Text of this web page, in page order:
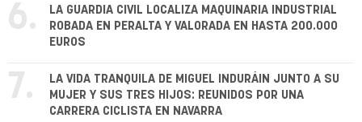
6.
LA GUARDIA CIVIL LOCALIZA MAQUINARIA INDUSTRIAL
ROBADA EN PERALTA Y VALORADA EN HASTA 200.000
EUROS
7.
LA VIDA TRANQUILA DE MIGUEL INDURÁIN JUNTO A SU
MUJER Y SUS TRES HIJOS: REUNIDOS POR UNA
CARRERA CICLISTA EN NAVARRA